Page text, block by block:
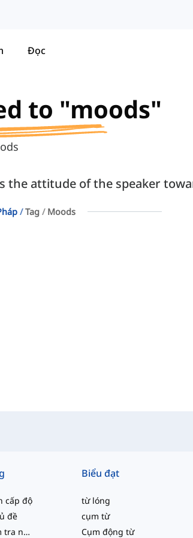
Đọc
to "moods"
the attitude of the speaker
Tag Moods
cấp độ
đề
Bài kiểm tra năng lực
Biểu đạt
từ lóng
cụm từ
Cụm động từ